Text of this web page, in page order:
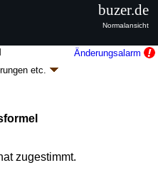
Änderungsalarm
etc.
gefährlicher
Kostenverordnung der
zugestimmt.
buzer.de
Normalansicht